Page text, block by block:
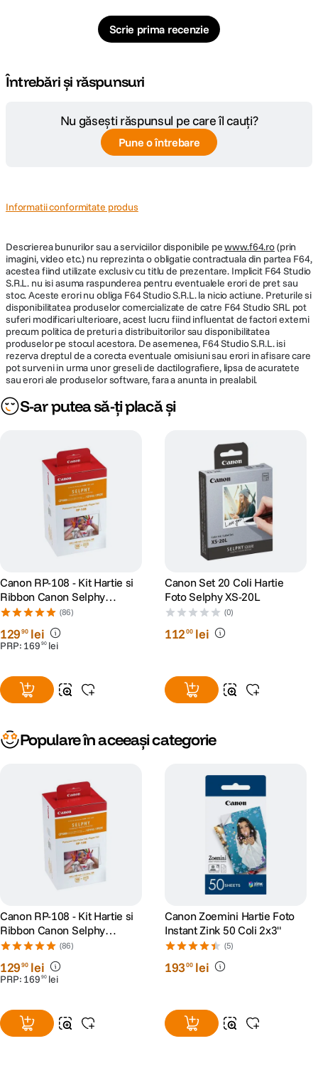
Scrie prima recenzie
Întrebări și răspunsuri
Nu găsești răspunsul pe care îl cauți?
Pune o întrebare
Informatii conformitate produs
Descrierea bunurilor sau a serviciilor disponibile pewww.f64.ro(prin
imagini, video etc.) nu reprezinta o obligatie contractuala din partea F64,
acestea fiind utilizate exclusiv cu titlu de prezentare. Implicit F64 Studio
S.R.L. nu isi asuma raspunderea pentru eventualele erori de pret sau
stoc. Aceste erori nu obliga F64 Studio S.R.L. la nicio actiune. Preturile si
disponibilitatea produselor comercializate de catre F64 Studio SRL pot
suferi modificari ulterioare, acest lucru fiind influentat de factori externi
precum politica de preturi a distribuitorilor sau disponibilitatea
produselor pe stocul acestora. De asemenea, F64 Studio S.R.L. isi
rezerva dreptul de a corecta eventuale omisiuni sau erori in afisare care
pot surveni in urma unor greseli de dactilografiere, lipsa de acuratete
sau erori ale produselor software, fara a anunta in prealabil.
S-ar putea să-ți placă și
Canon RP-108 - Kit Hartie si
Ribbon Canon Selphy
CP910, CP1200, CP1300,
CP1500
(86)
12990 lei
PRP: 169 90 lei
Canon Set 20 Coli Hartie
Foto Selphy XS-20L
(0)
11200 lei
Populare în aceeași categorie
Canon RP-108 - Kit Hartie si
Ribbon Canon Selphy
CP910, CP1200, CP1300,
CP1500
(86)
12990 lei
PRP: 169 90 lei
Canon Zoemini Hartie Foto
Instant Zink 50 Coli 2x3"
(5)
19300 lei